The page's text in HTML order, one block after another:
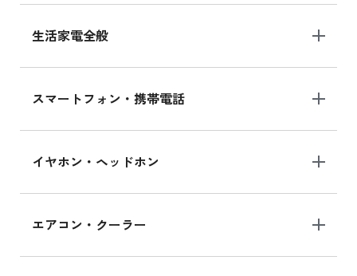
生活家電全般
スマートフォン・携帯電話
イヤホン・ヘッドホン
エアコン・クーラー